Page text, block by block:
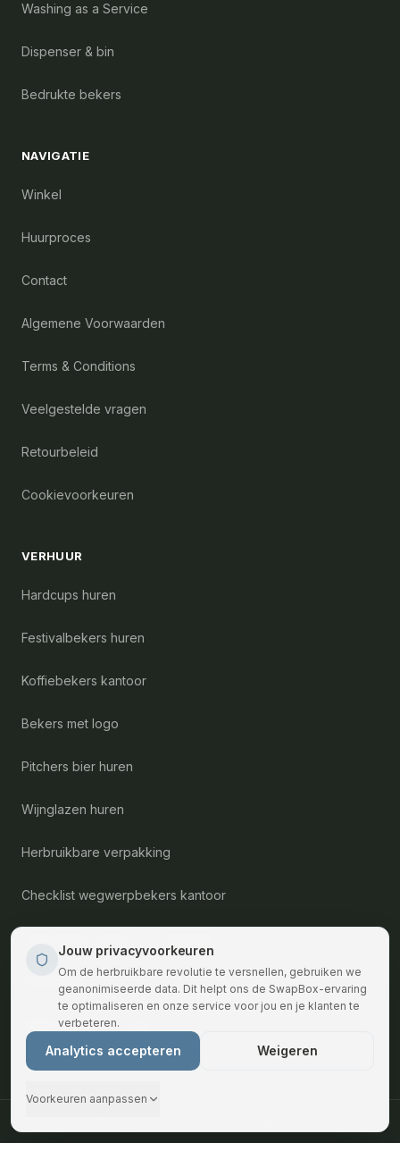
Washing as a Service
Dispenser & bin
Bedrukte bekers
NAVIGATIE
Winkel
Huurproces
Contact
Algemene Voorwaarden
Terms & Conditions
Veelgestelde vragen
Retourbeleid
Cookievoorkeuren
VERHUUR
Hardcups huren
Festivalbekers huren
Koffiebekers kantoor
Bekers met logo
Pitchers bier huren
Wijnglazen huren
Herbruikbare verpakking
Checklist wegwerpbekers kantoor
Kennisbank
Bekers huren per stad
Jouw privacyvoorkeuren
Om de herbruikbare revolutie te versnellen, gebruiken we
geanonimiseerde data. Dit helpt ons de SwapBox-ervaring
te optimaliseren en onze service voor jou en je klanten te
verbeteren.
Analytics accepteren Weigeren
Voorkeuren aanpassen